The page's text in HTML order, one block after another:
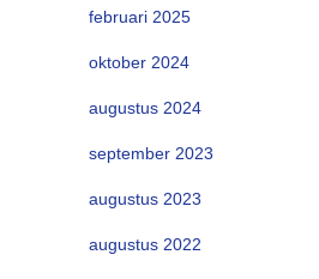
februari 2025
oktober 2024
augustus 2024
september 2023
augustus 2023
augustus 2022